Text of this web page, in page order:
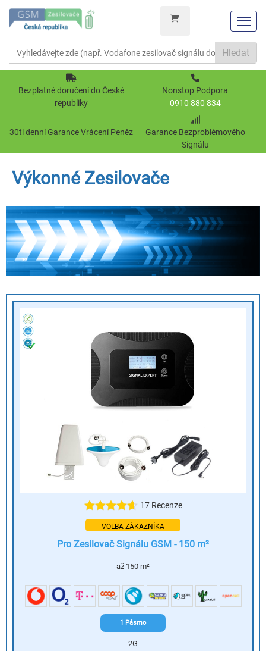
Hledat
Bezplatné doručení do České
republiky
Nonstop Podpora
0910 880 834
30ti denní Garance Vrácení Peněz
Garance Bezproblémového
Signálu
Výkonné Zesilovače
17 Recenze
VOLBA ZÁKAZNÍKA
Pro Zesilovač Signálu GSM - 150 m²
až 150 m²
1 Pásmo
2G